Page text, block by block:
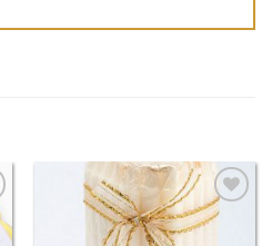
Add to
Wishlist